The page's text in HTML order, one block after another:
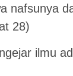
nafsunya
28)
ilmu